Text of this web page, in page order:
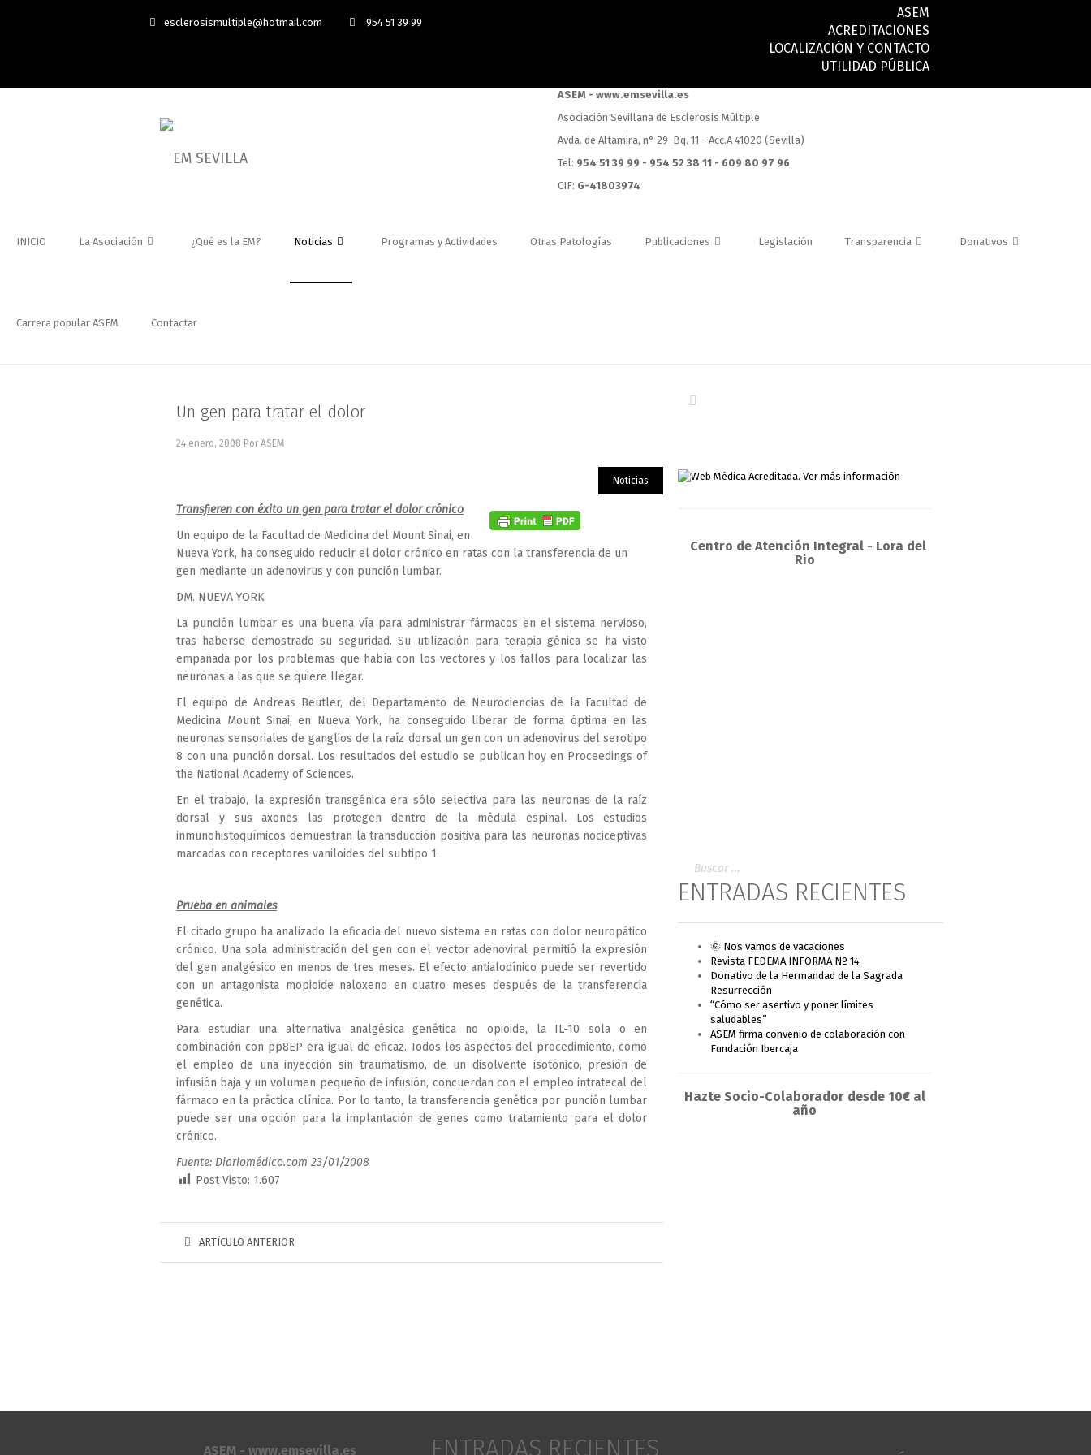
esclerosismultiple@hotmail.com 954 51 39 99
ASEM
ACREDITACIONES
LOCALIZACIÓN Y CONTACTO
UTILIDAD PÚBLICA
ASEM - www.emsevilla.es
Asociación Sevillana de Esclerosis Múltiple
Avda. de Altamira, n° 29-Bq. 11 - Acc.A 41020 (Sevilla)
Tel: 954 51 39 99 - 954 52 38 11 - 609 80 97 96
CIF: G-41803974
INICIO La Asociación ¿Qué es la EM? Noticias Programas y Actividades Otras Patologías Publicaciones Legislación Transparencia Donativos
Carrera popular ASEM Contactar
Un gen para tratar el dolor
24 enero, 2008 Por ASEM
Noticias
Transfieren con éxito un gen para tratar el dolor crónico
Un equipo de la Facultad de Medicina del Mount Sinai, en
Nueva York, ha conseguido reducir el dolor crónico en ratas con la transferencia de un
gen mediante un adenovirus y con punción lumbar.
DM. NUEVA YORK
La punción lumbar es una buena vía para administrar fármacos en el sistema nervioso,
tras haberse demostrado su seguridad. Su utilización para terapia génica se ha visto
empañada por los problemas que había con los vectores y los fallos para localizar las
neuronas a las que se quiere llegar.
El equipo de Andreas Beutler, del Departamento de Neurociencias de la Facultad de
Medicina Mount Sinai, en Nueva York, ha conseguido liberar de forma óptima en las
neuronas sensoriales de ganglios de la raíz dorsal un gen con un adenovirus del serotipo
8 con una punción dorsal. Los resultados del estudio se publican hoy en Proceedings of
the National Academy of Sciences.
En el trabajo, la expresión transgénica era sólo selectiva para las neuronas de la raíz
dorsal y sus axones las protegen dentro de la médula espinal. Los estudios
inmunohistoquímicos demuestran la transducción positiva para las neuronas nociceptivas
marcadas con receptores vaniloides del subtipo 1.
Prueba en animales
El citado grupo ha analizado la eficacia del nuevo sistema en ratas con dolor neuropático
crónico. Una sola administración del gen con el vector adenoviral permitió la expresión
del gen analgésico en menos de tres meses. El efecto antialodínico puede ser revertido
con un antagonista mopioide naloxeno en cuatro meses después de la transferencia
genética.
Para estudiar una alternativa analgésica genética no opioide, la IL-10 sola o en
combinación con pp8EP era igual de eficaz. Todos los aspectos del procedimiento, como
el empleo de una inyección sin traumatismo, de un disolvente isotónico, presión de
infusión baja y un volumen pequeño de infusión, concuerdan con el empleo intratecal del
fármaco en la práctica clínica. Por lo tanto, la transferencia genética por punción lumbar
puede ser una opción para la implantación de genes como tratamiento para el dolor
crónico.
Fuente: Diariomédico.com 23/01/2008
Post Visto: 1.607
ARTÍCULO ANTERIOR
Centro de Atención Integral - Lora del
Rio
ENTRADAS RECIENTES
🌞 Nos vamos de vacaciones
Revista FEDEMA INFORMA Nº 14
Donativo de la Hermandad de la Sagrada
Resurrección
“Cómo ser asertivo y poner límites
saludables”
ASEM firma convenio de colaboración con
Fundación Ibercaja
Hazte Socio-Colaborador desde 10€ al
año
ASEM - www.emsevilla.es ENTRADAS RECIENTES